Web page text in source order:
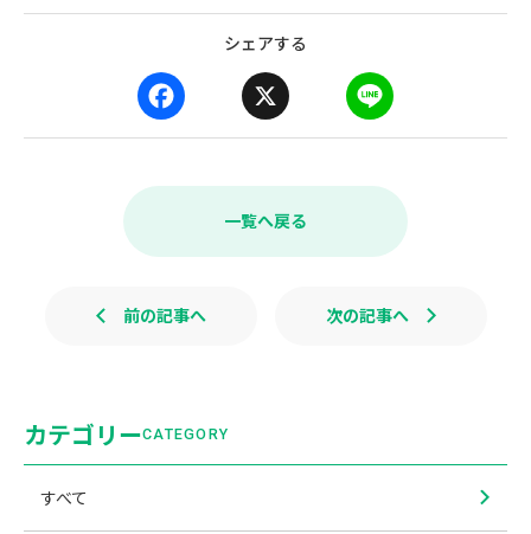
シェアする
a
e
k
i
e
一覧へ戻る
前の記事へ 次の記事へ
カテゴリーCATEGORY
すべて